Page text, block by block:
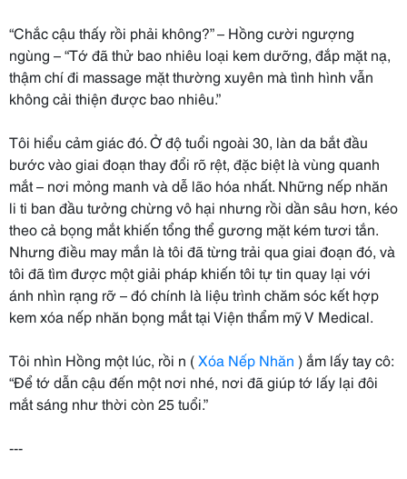
“Chắc cậu thấy rồi phải không?” – Hồng cười ngượng
ngùng – “Tớ đã thử bao nhiêu loại kem dưỡng, đắp mặt nạ,
thậm chí đi massage mặt thường xuyên mà tình hình vẫn
không cải thiện được bao nhiêu.”
Tôi hiểu cảm giác đó. Ở độ tuổi ngoài 30, làn da bắt đầu
bước vào giai đoạn thay đổi rõ rệt, đặc biệt là vùng quanh
mắt – nơi mỏng manh và dễ lão hóa nhất. Những nếp nhăn
li ti ban đầu tưởng chừng vô hại nhưng rồi dần sâu hơn, kéo
theo cả bọng mắt khiến tổng thể gương mặt kém tươi tắn.
Nhưng điều may mắn là tôi đã từng trải qua giai đoạn đó, và
tôi đã tìm được một giải pháp khiến tôi tự tin quay lại với
ánh nhìn rạng rỡ – đó chính là liệu trình chăm sóc kết hợp
kem xóa nếp nhăn bọng mắt tại Viện thẩm mỹ V Medical.
Tôi nhìn Hồng một lúc, rồi n (Xóa Nếp Nhăn ) ắm lấy tay cô:
“Để tớ dẫn cậu đến một nơi nhé, nơi đã giúp tớ lấy lại đôi
mắt sáng như thời còn 25 tuổi.”
---